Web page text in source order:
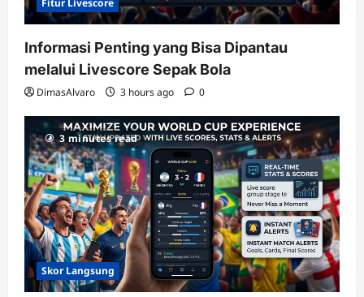
Fitur Livescore
Informasi Penting yang Bisa Dipantau
melalui Livescore Sepak Bola
DimasAlvaro 3 hours ago 0
3 minutes read
Skor Langsung